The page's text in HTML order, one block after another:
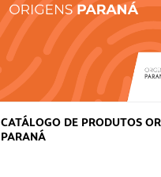
CATÁLOGO DE PRODUTOS
PARANÁ